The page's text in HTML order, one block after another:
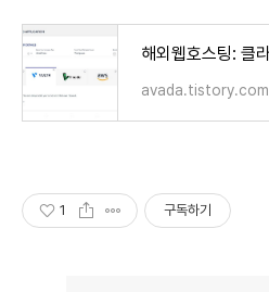
avada.tistory.com
1 구독하기